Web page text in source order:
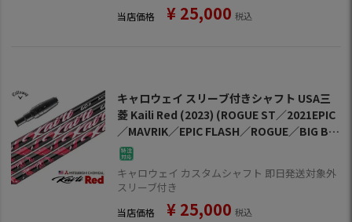
当店価格 ¥ 25,000 税込
キャロウェイ スリーブ付きシャフト USA三
菱 Kaili Red (2023) (ROGUE ST／2021EPIC
／MAVRIK／EPIC FLASH／ROGUE／BIG BE
RTHA)
キャロウェイ カスタムシャフト 即日発送対象外
スリーブ付き
当店価格 ¥ 25,000 税込